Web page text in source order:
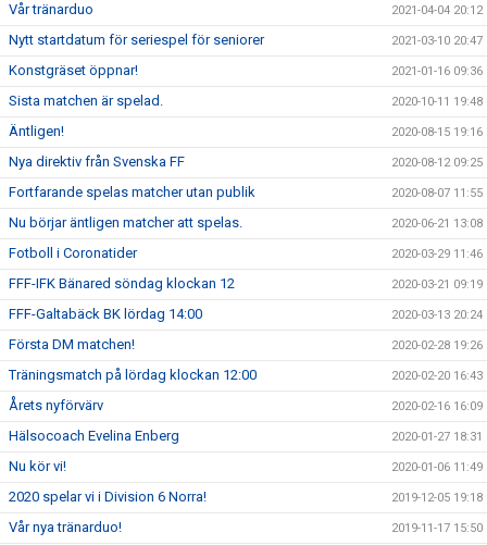
Vår tränarduo 2021-04-04 20:12
Nytt startdatum för seriespel för seniorer 2021-03-10 20:47
Konstgräset öppnar! 2021-01-16 09:36
Sista matchen är spelad. 2020-10-11 19:48
Äntligen! 2020-08-15 19:16
Nya direktiv från Svenska FF 2020-08-12 09:25
Fortfarande spelas matcher utan publik 2020-08-07 11:55
Nu börjar äntligen matcher att spelas. 2020-06-21 13:08
Fotboll i Coronatider 2020-03-29 11:46
FFF-IFK Bänared söndag klockan 12 2020-03-21 09:19
FFF-Galtabäck BK lördag 14:00 2020-03-13 20:24
Första DM matchen! 2020-02-28 19:26
Träningsmatch på lördag klockan 12:00 2020-02-20 16:43
Årets nyförvärv 2020-02-16 16:09
Hälsocoach Evelina Enberg 2020-01-27 18:31
Nu kör vi! 2020-01-06 11:49
2020 spelar vi i Division 6 Norra! 2019-12-05 19:18
Vår nya tränarduo! 2019-11-17 15:50